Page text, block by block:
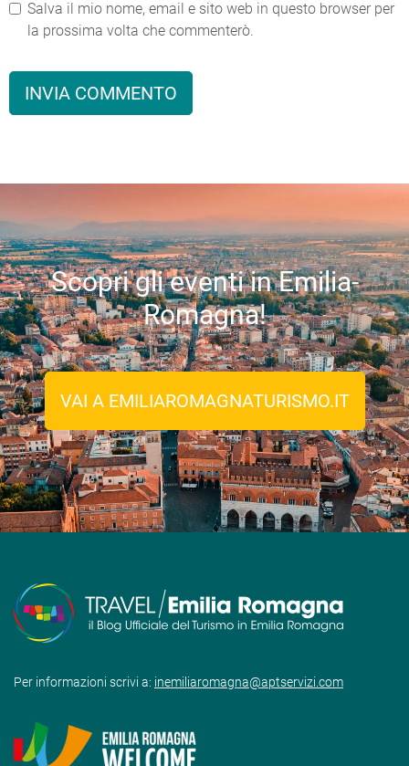
Salva il mio nome, email e sito web in questo browser per
la prossima volta che commenterò.
Scopri gli eventi in Emilia-
Romagna!
VAI A EMILIAROMAGNATURISMO.IT
Per informazioni scrivi a: inemiliaromagna@aptservizi.com